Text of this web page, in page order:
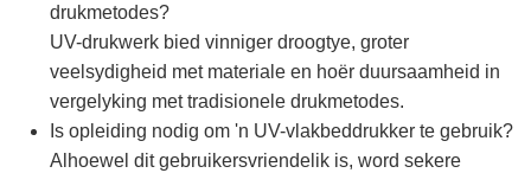
drukmetodes?
UV-drukwerk bied vinniger droogtye, groter
veelsydigheid met materiale en hoër duursaamheid in
vergelyking met tradisionele drukmetodes.
Is opleiding nodig om 'n UV-vlakbeddrukker te gebruik?
Alhoewel dit gebruikersvriendelik is, word sekere